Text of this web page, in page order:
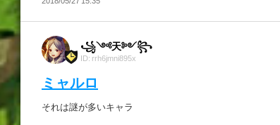
꧁༺天༻꧂
ID: rrh6jmni895x
ミャルロ
それは謎が多いキャラ